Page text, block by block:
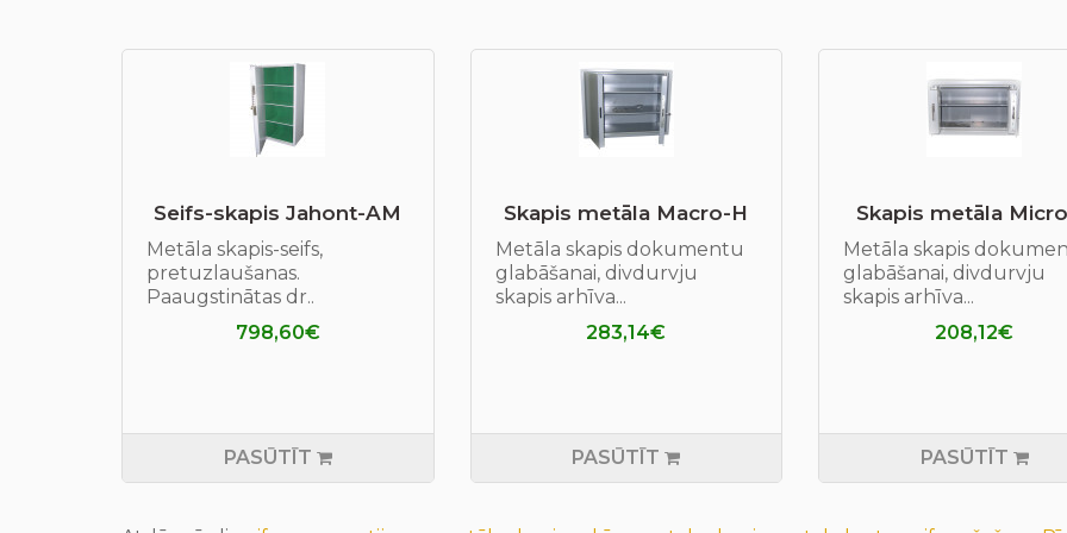
Seifs-skapis Jahont-AM
Metāla skapis-seifs,
pretuzlaušanas.
Paaugstinātas dr..
798,60€
PASŪTĪT
Skapis metāla Macro-H
Metāla skapis dokumentu
glabāšanai, divdurvju
skapis arhīva...
283,14€
PASŪTĪT
Skapis metāla
Metāla skapis
glabāšanai, divdurvju
skapis arhīva...
208,12€
PASŪTĪT